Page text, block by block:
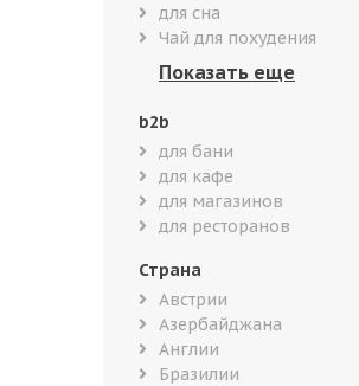
для сна
Чай для похудения
b2b
для бани
для кафе
для магазинов
для ресторанов
Страна
Австрии
Азербайджана
Англии
Бразилии